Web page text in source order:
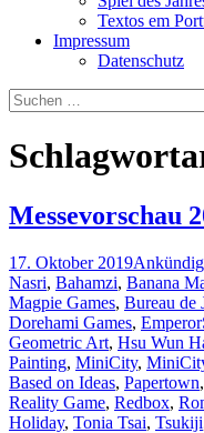
Textos em
Impressum
Datenschutz
Suchen
nach:
Messevorschau
17. Oktober 2019
Nasri, Bahamzi, Banana
Magpie Games, Bureau de
Dorehami Games,
Geometric Art, Hsu Wun
Painting, MiniCity,
Based on Ideas, Papertown,
Reality Game, Redbox,
Holiday, Tonia Tsai, Tsukiji